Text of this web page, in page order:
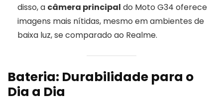
disso, a câmera principal do Moto G34 oferece
imagens mais nítidas, mesmo em ambientes de
baixa luz, se comparado ao Realme.
Bateria: Durabilidade para o
Dia a Dia